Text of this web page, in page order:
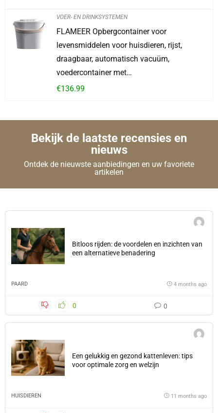
VOER- EN DRINKSYSTEMEN
FLAMEER Opbergcontainer voor
levensmiddelen voor huisdieren, rijst,
draagbaar, automatisch vacuüm,
voedercontainer met…
€136.99
Bekijk de laatste recensies en
nieuws
Ontdek de nieuwste aanbiedingen en uw favoriete
artikelen
Bitloos rijden: de voordelen en inzichten van
een alternatieve benadering
PAARD 4 months ago
0 0
Een gelukkig en gezond kattenleven: tips
voor optimale zorg en welzijn
HUISDIEREN 11 months ago